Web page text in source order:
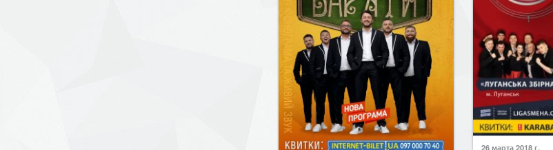
26 марта 2018 г.